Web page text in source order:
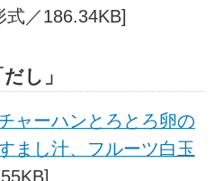
式／186.34KB]
し」
ャーハンとろとろ卵の
まし汁、フルーツ白玉